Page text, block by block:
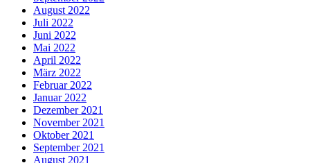
August 2022
Juli 2022
Juni 2022
Mai 2022
April 2022
März 2022
Februar 2022
Januar 2022
Dezember 2021
November 2021
Oktober 2021
September 2021
August 2021